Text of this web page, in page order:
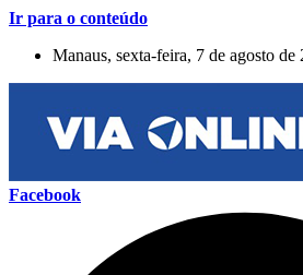
Ir para o conteúdo
Manaus, sexta-feira, 7 de agosto de
Facebook